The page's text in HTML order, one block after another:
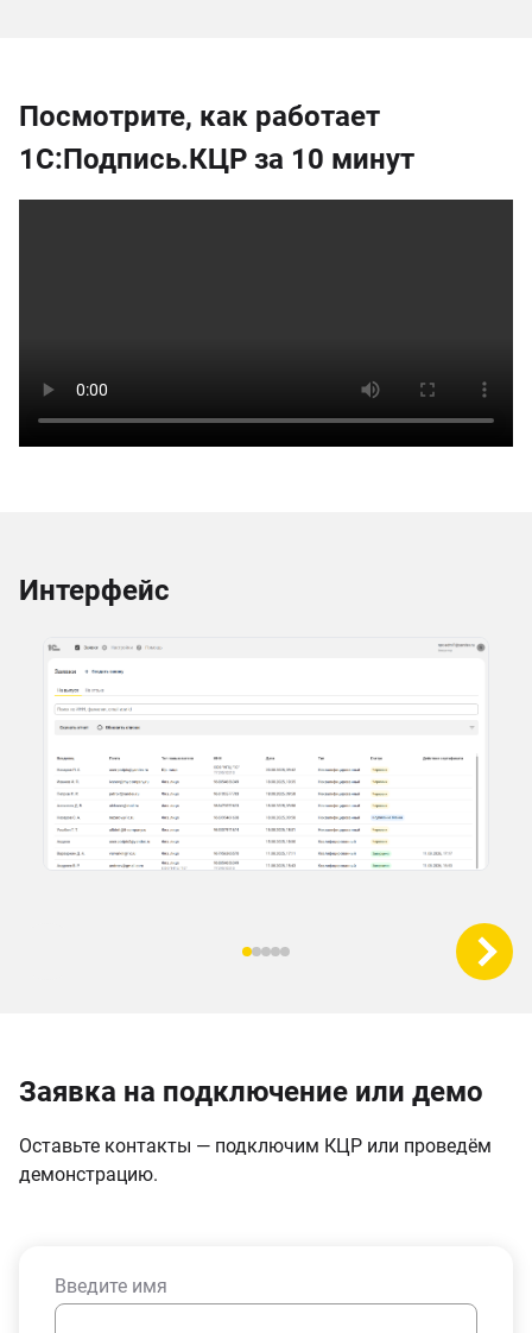
Посмотрите, как работает
1С:Подпись.КЦР за 10 минут
Интерфейс
Заявка на подключение или демо
Оставьте контакты — подключим КЦР или проведём
демонстрацию.
Введите имя